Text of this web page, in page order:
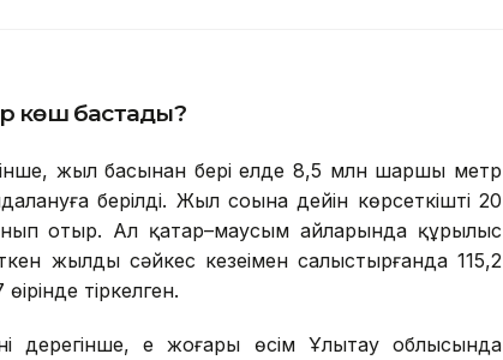
көш бастады?
жыл басынан бері елде 8,5 млн шаршы метр
берілді. Жыл соңына дейін көрсеткішті 20
отыр. Ал қаңтар–маусым айларында құрылыс
жылдың сәйкес кезеңімен салыстырғанда 115,2
тіркелген.
дерегінше, ең жоғары өсім Ұлытау облысында